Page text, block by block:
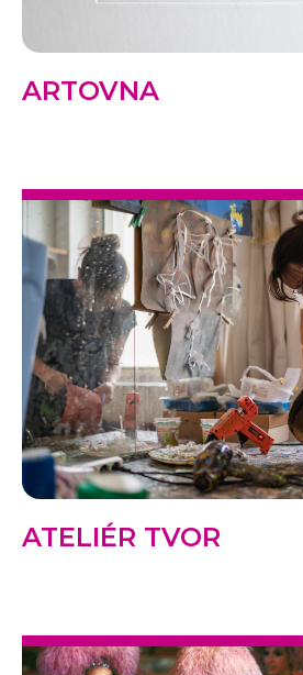
ARTOVNA
ATELIÉR TVOR